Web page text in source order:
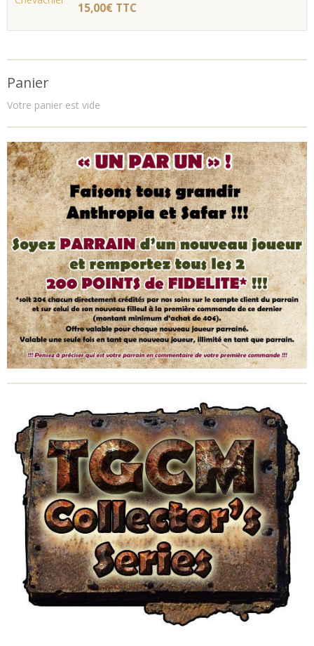
15,00€ TTC
Panier
Votre panier est vide